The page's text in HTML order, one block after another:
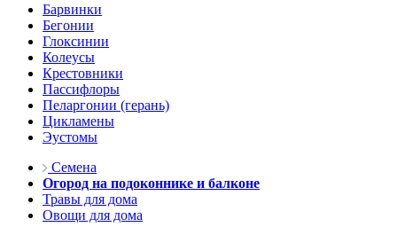
Барвинки
Бегонии
Глоксинии
Колеусы
Крестовники
Пассифлоры
Пеларгонии (герань)
Цикламены
Эустомы
Семена
Огород на подоконнике и балконе
Травы для дома
Овощи для дома